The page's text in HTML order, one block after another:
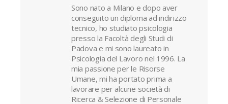
Sono nato a Milano e dopo aver
conseguito un diploma ad indirizzo
tecnico, ho studiato psicologia
presso la Facoltà degli Studi di
Padova e mi sono laureato in
Psicologia del Lavoro nel 1996. La
mia passione per le Risorse
Umane, mi ha portato prima a
lavorare per alcune società di
Ricerca & Selezione di Personale